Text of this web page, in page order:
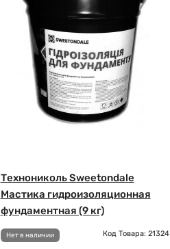
Технониколь Sweetondale
Мастика гидроизоляционная
фундаментная (9 кг)
Нет в наличии Код Товара: 21324